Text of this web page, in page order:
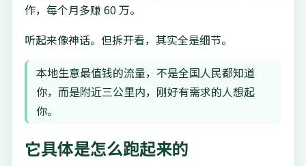
作，每个月多赚 60 万。
听起来像神话。但拆开看，其实全是细节。
本地生意最值钱的流量，不是全国人民都知道
你，而是附近三公里内，刚好有需求的人想起
你。
它具体是怎么跑起来的